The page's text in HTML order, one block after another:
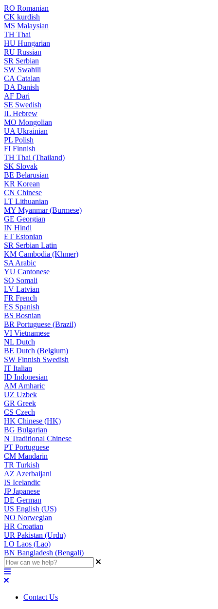
RO Romanian
CK kurdish
MS Malaysian
TH Thai
HU Hungarian
RU Russian
SR Serbian
SW Swahili
CA Catalan
DA Danish
AF Dari
SE Swedish
IL Hebrew
MO Mongolian
UA Ukrainian
PL Polish
FI Finnish
TH Thai (Thailand)
SK Slovak
BE Belarusian
KR Korean
CN Chinese
LT Lithuanian
MY Myanmar (Burmese)
GE Georgian
IN Hindi
ET Estonian
SR Serbian Latin
KM Cambodia (Khmer)
SA Arabic
YU Cantonese
SO Somali
LV Latvian
FR French
ES Spanish
BS Bosnian
BR Portuguese (Brazil)
VI Vietnamese
NL Dutch
BE Dutch (Belgium)
SW Finnish Swedish
IT Italian
ID Indonesian
AM Amharic
UZ Uzbek
GR Greek
CS Czech
HK Chinese (HK)
BG Bulgarian
N Traditional Chinese
PT Portuguese
CM Mandarin
TR Turkish
AZ Azerbaijani
IS Icelandic
JPJapanese
DE German
US English (US)
NO Norwegian
HR Croatian
UR Pakistan (Urdu)
LO Laos (Lao)
BN Bangladesh (Bengali)
Contact Us